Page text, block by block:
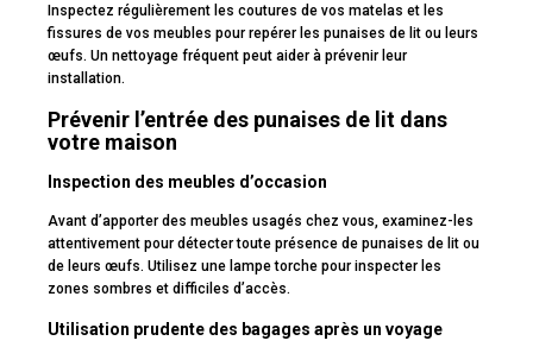
Inspectez régulièrement les coutures de vos matelas et les
fissures de vos meubles pour repérer les punaises de lit ou leurs
œufs. Un nettoyage fréquent peut aider à prévenir leur
installation.
Prévenir l’entrée des punaises de lit dans
votre maison
Inspection des meubles d’occasion
Avant d’apporter des meubles usagés chez vous, examinez-les
attentivement pour détecter toute présence de punaises de lit ou
de leurs œufs. Utilisez une lampe torche pour inspecter les
zones sombres et difficiles d’accès.
Utilisation prudente des bagages après un voyage